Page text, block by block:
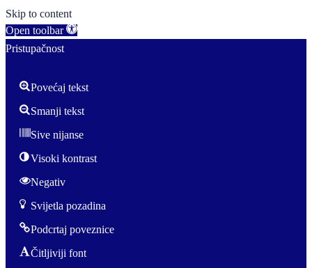
Skip to content
Open toolbar
Pristupačnost
Povećaj tekst
Smanji tekst
Sive nijanse
Visoki kontrast
Negativ
Svijetla pozadina
Podcrtaj poveznice
Čitljiviji font